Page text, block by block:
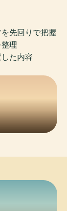
先回りで把握
理
た内容